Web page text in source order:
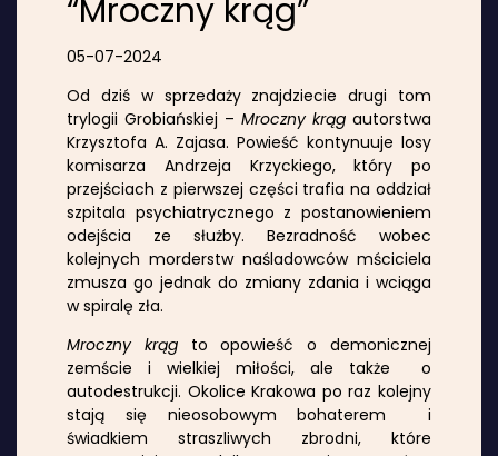
“Mroczny krąg”
05-07-2024
Od dziś w sprzedaży znajdziecie drugi tom
trylogii Grobiańskiej – Mroczny krąg autorstwa
Krzysztofa A. Zajasa. Powieść kontynuuje losy
komisarza Andrzeja Krzyckiego, który po
przejściach z pierwszej części trafia na oddział
szpitala psychiatrycznego z postanowieniem
odejścia ze służby. Bezradność wobec
kolejnych morderstw naśladowców mściciela
zmusza go jednak do zmiany zdania i wciąga
w spiralę zła.
Mroczny krągto opowieść o demonicznej
zemście i wielkiej miłości, ale także o
autodestrukcji. Okolice Krakowa po raz kolejny
stają się nieosobowym bohaterem i
świadkiem straszliwych zbrodni, które